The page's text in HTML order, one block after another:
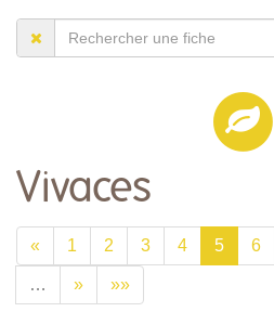
Vivaces
« 1 2 3 4 5 6
… » »»